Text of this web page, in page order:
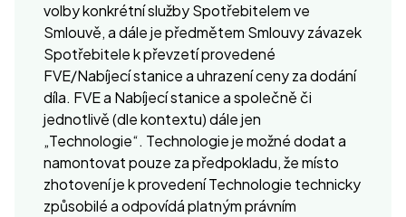
volby konkrétní služby Spotřebitelem ve
Smlouvě, a dále je předmětem Smlouvy závazek
Spotřebitele k převzetí provedené
FVE/Nabíjecí stanice a uhrazení ceny za dodání
díla. FVE a Nabíjecí stanice a společně či
jednotlivě (dle kontextu) dále jen
„Technologie“. Technologie je možné dodat a
namontovat pouze za předpokladu, že místo
zhotovení je k provedení Technologie technicky
způsobilé a odpovídá platným právním